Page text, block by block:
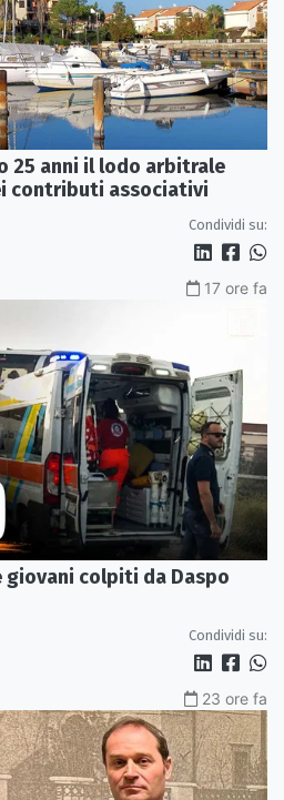
25 anni il lodo arbitrale
contributi associativi
Condividi su:
17 ore fa
giovani colpiti da Daspo
Condividi su:
23 ore fa